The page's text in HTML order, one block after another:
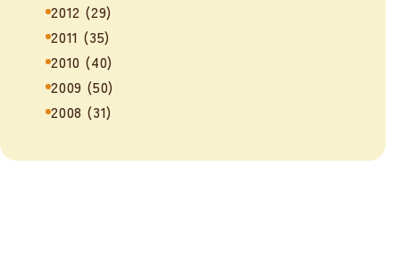
2012 (29)
2011 (35)
2010 (40)
2009 (50)
2008 (31)